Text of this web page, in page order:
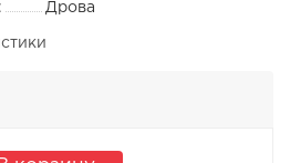
Дрова